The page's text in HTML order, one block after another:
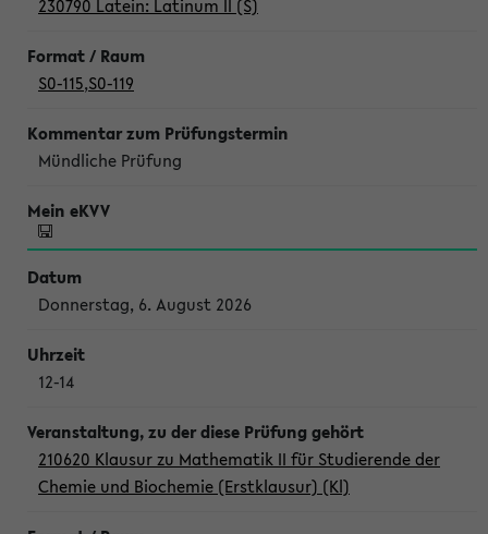
230790 Latein: Latinum II (S)
S0-115,S0-119
Mündliche Prüfung
Donnerstag, 6. August 2026
12-14
210620 Klausur zu Mathematik II für Studierende der
Chemie und Biochemie (Erstklausur) (Kl)